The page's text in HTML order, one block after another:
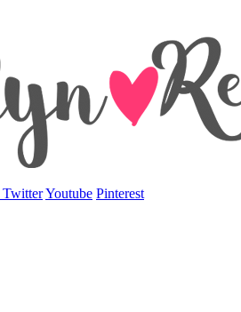
TwitterYoutube Pinterest